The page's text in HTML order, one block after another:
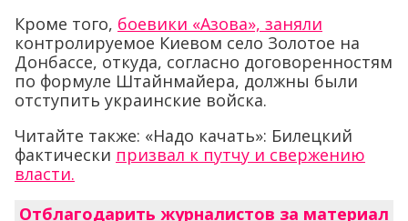
Кроме того, боевики «Азова», заняли
контролируемое Киевом село Золотое на
Донбассе, откуда, согласно договоренностям
по формуле Штайнмайера, должны были
отступить украинские войска.
Читайте также: «Надо качать»: Билецкий
фактически призвал к путчу и свержению
власти.
Отблагодарить журналистов за материал